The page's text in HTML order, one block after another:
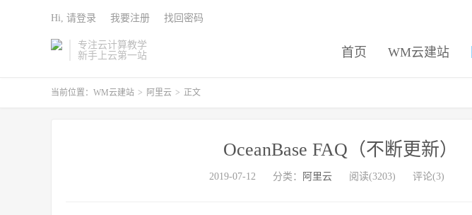
专注云计算教学
新手上云第一站
首页 WM云建站
Hi, 请登录 我要注册 找回密码
当前位置： WM云建站 > 阿里云 > 正文
OceanBase FAQ（不断更新）
2019-07-12 分类： 阿里云 阅读(3203) 评论(3)